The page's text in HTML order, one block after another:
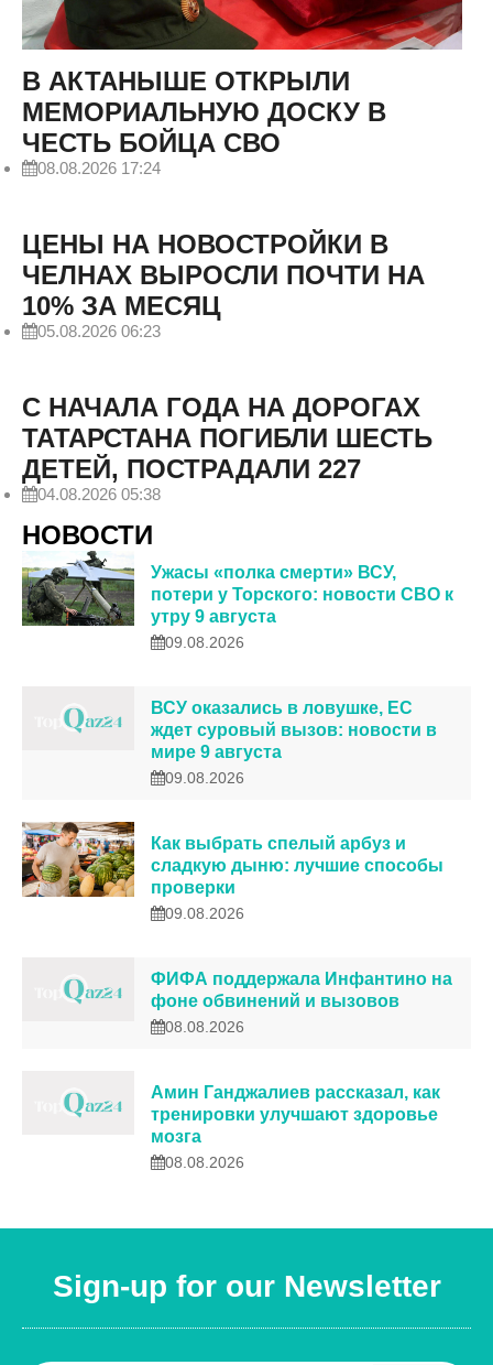
В АКТАНЫШЕ ОТКРЫЛИ
МЕМОРИАЛЬНУЮ ДОСКУ В
ЧЕСТЬ БОЙЦА СВО
08.08.2026 17:24
ЦЕНЫ НА НОВОСТРОЙКИ В
ЧЕЛНАХ ВЫРОСЛИ ПОЧТИ НА
10% ЗА МЕСЯЦ
05.08.2026 06:23
С НАЧАЛА ГОДА НА ДОРОГАХ
ТАТАРСТАНА ПОГИБЛИ ШЕСТЬ
ДЕТЕЙ, ПОСТРАДАЛИ 227
04.08.2026 05:38
НОВОСТИ
Ужасы «полка смерти» ВСУ,
потери у Торского: новости СВО к
утру 9 августа
09.08.2026
ВСУ оказались в ловушке, ЕС
ждет суровый вызов: новости в
мире 9 августа
09.08.2026
Как выбрать спелый арбуз и
сладкую дыню: лучшие способы
проверки
09.08.2026
ФИФА поддержала Инфантино на
фоне обвинений и вызовов
08.08.2026
Амин Ганджалиев рассказал, как
тренировки улучшают здоровье
мозга
08.08.2026
Sign-up for our Newsletter